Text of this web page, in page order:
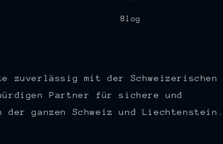
Blog
zuverlässig mit der Schweizerischen
Partner für sichere und
ganzen Schweiz und Liechtenstein.